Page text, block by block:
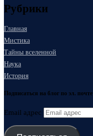
Рубрики
Главная
Мистика
Тайны вселенной
Наука
История
Подписаться на блог по эл. почте
Email адрес